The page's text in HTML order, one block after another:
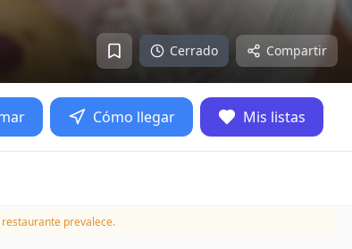
Cerrado Compartir
Cómo llegar Mis listas
prevalece.